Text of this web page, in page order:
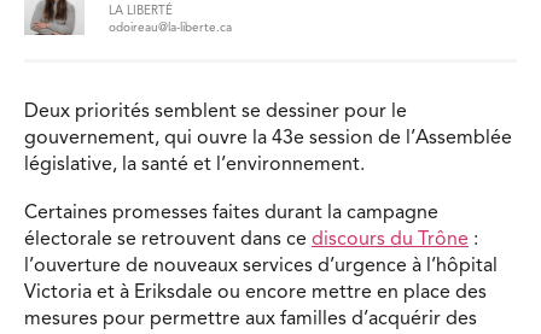
LA LIBERTÉ
odoireau@la-liberte.ca
Deux priorités semblent se dessiner pour le
gouvernement, qui ouvre la 43e session de l’Assemblée
législative, la santé et l’environnement.
Certaines promesses faites durant la campagne
électorale se retrouvent dans ce discours du Trône :
l’ouverture de nouveaux services d’urgence à l’hôpital
Victoria et à Eriksdale ou encore mettre en place des
mesures pour permettre aux familles d’acquérir des